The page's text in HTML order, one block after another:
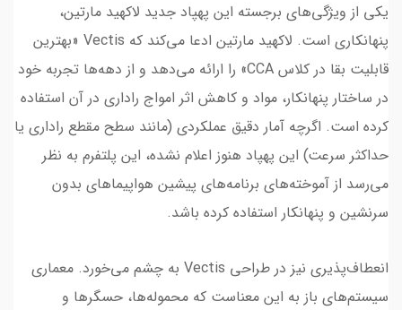
یکی از ویژگی‌های برجسته این پهپاد جدید لاکهید مارتین،
پنهانکاری است. لاکهید مارتین ادعا می‌کند که Vectis «بهترین
قابلیت بقا در کلاس CCA» را ارائه می‌دهد و از دهه‌ها تجربه خود
در ساختار پنهانکار، مواد و کاهش اثر امواج راداری در آن استفاده
کرده است. اگرچه آمار دقیق عملکردی (مانند سطح مقطع راداری یا
حداکثر سرعت) این پهپاد هنوز اعلام نشده، این پلتفرم به نظر
می‌رسد از آموخته‌های برنامه‌های پیشین هواپیماهای بدون
سرنشین و پنهانکار استفاده کرده باشد.
انعطاف‌پذیری نیز در طراحی Vectis به چشم می‌خورد. معماری
سیستم‌های باز به این معناست که محموله‌ها، حسگرها و